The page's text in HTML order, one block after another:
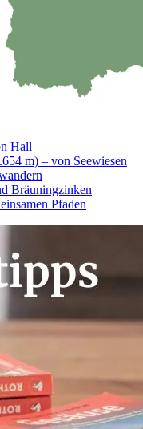
Hall
m) – von Seewiesen
Bräuningzinken
Pfaden